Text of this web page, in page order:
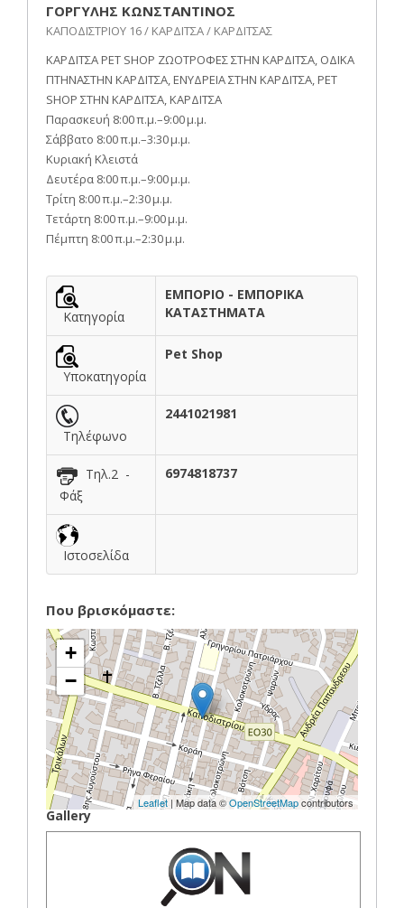
ΓΟΡΓΥΛΗΣ ΚΩΝΣΤΑΝΤΙΝΟΣ
ΚΑΠΟΔΙΣΤΡΙΟΥ 16 / ΚΑΡΔΙΤΣΑ / ΚΑΡΔΙΤΣΑΣ
ΚΑΡΔΙΤΣΑ PET SHOP ΖΩΟΤΡΟΦΕΣ ΣΤΗΝ ΚΑΡΔΙΤΣΑ, ΟΔΙΚΑ
ΠΤΗΝΑΣΤΗΝ ΚΑΡΔΙΤΣΑ, ΕΝΥΔΡΕΙΑ ΣΤΗΝ ΚΑΡΔΙΤΣΑ, PET
SHOP ΣΤΗΝ ΚΑΡΔΙΤΣΑ, ΚΑΡΔΙΤΣΑ
Παρασκευή 8:00 π.μ.–9:00 μ.μ.
Σάββατο 8:00 π.μ.–3:30 μ.μ.
Κυριακή Κλειστά
Δευτέρα 8:00 π.μ.–9:00 μ.μ.
Τρίτη 8:00 π.μ.–2:30 μ.μ.
Τετάρτη 8:00 π.μ.–9:00 μ.μ.
Πέμπτη 8:00 π.μ.–2:30 μ.μ.
Κατηγορία
ΕΜΠΟΡΙΟ - ΕΜΠΟΡΙΚΑ
ΚΑΤΑΣΤΗΜΑΤΑ
Υποκατηγορία
Pet Shop
Τηλέφωνο
2441021981
Τηλ.2 -
Φάξ
6974818737
Ιστοσελίδα
Που βρισκόμαστε:
+
−
Leaflet| Map data ©OpenStreetMapcontributors
Gallery